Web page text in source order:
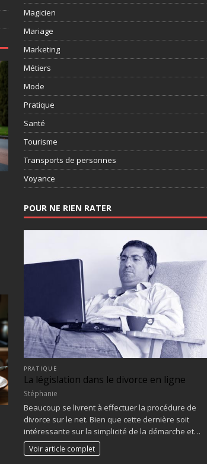
Magicien
Mariage
Marketing
Métiers
Mode
Pratique
Santé
Tourisme
Transports de personnes
Voyance
POUR NE RIEN RATER
PRATIQUE
La législation dans le divorce en ligne
Stéphanie
Beaucoup se livrent à effectuer la procédure de
divorce sur le net. Bien que cette dernière soit
intéressante sur la simplicité de la démarche et…
Voir article complet